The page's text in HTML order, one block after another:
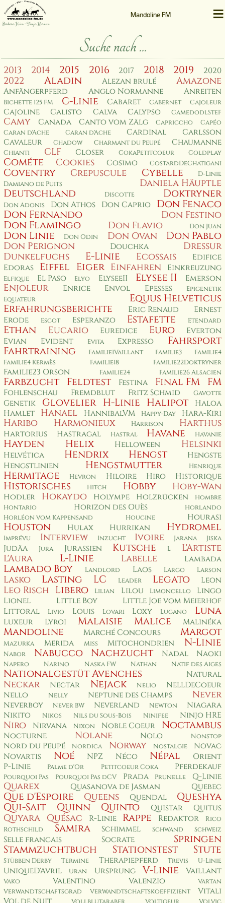
Barbara Heim • Tanja Kernen
Mandoline FM ≡
Suche nach ...
2013 2014 2015 2016 2017 2018 2019 2020
2022 Aladin Alezan brulé Amazone
Anfängerpferd Anglo Normanne Anreiten
Bichette 125 FM C-Linie Cabaret Cabernet Cajoleur
Cajoline Calisto Calva Calypso CamedodlSteF
Camy Canada Canto vom Zälg Capriccho
Capéo
Caran d'Ache
Caran d'Ache Cardinal
Carlsson
Cavaleur
Chadow Charmant du Peupé Chaumanne
Chianti CLF Closer CokaPetitcoeur Coldplay
Cométe Cookies Cosimo CostardDeChatigani
Coventry Crepuscule Cybelle
D-Linie
Damiano de Puits
Daniela Häuptle
Deutschland Discotte Doktryner
Don Adonis Don Athos Don Caprio
Don Fenaco
Don Fernando
Don Festino
Don Flamingo Don Flavio Don Juan
Don Linie Don Odin Don Ovan Don Pablo
Don Perignon Douchka
Dressur
Dunkelfuchs
E-Linie Ecossais
Edifice
Edoras
Eiffel Eiger Einfahren Einkreuzung
Elfique El Paso Elyo ElyseeII Elysee II Emerson
Enjoleur Enrice Envol Epesses
Epigenetik
Equateur
Equus Helveticus
Erfahrungsberichte
Eric Renaud
Ernest
Erode
Escot Esperanzo Estafette Etendard
Ethan Eucario Euredice Euro
Everton
Evian
Evident Evita Expresso
Fahrsport
Fahrtraining
Familie1Vaillant Familie3
Familie4
Familie4 Kermès
Familie18 Familie22Doktryner
Familie23 Orson Familie24 Familie26 Alsacien
Farbzucht Feldtest Festina Final FM FM
Fohlenschau Fremdblut Fritz Schmid Gavotte
Genetik Glovelier H-Linie Halipot
Haloa
Hamlet
Hanael HannibalVM Happy-Day Hara-Kiri
Haribo Harmonieux Harrison Harthus
Hartorius Hastragal Hastral Havane Havanie
Hayden Helix Helloween Helsinki
Helvética Hendrix Hengst
Hengste
Hengstlinien
Hengstmutter Henrique
Hermitage Hevron Hiloire Hiro Historique
Historisches Hitch Hobby Hoby-Wan
Hodler Hokaydo Holympe Holzrücken
Hombre
Hontario
Horizon des Ouès
Horlando
Horléon vom Kappensand
Houcine Hourasi
Houston Hulax Hurrikan Hydromel
Imprévu Interview Inzucht Ivoire Jarana Jiska
Judäa Jura Jurassien Kutsche L
L'Artiste
L'Aura
L-Linie Labelle Lambada
Lambado Boy Landlord Laos Largo Larson
Lasko Lasting LC Leader Legato Leon
Leo Risch Libero Lilian Lilou Limoncello
Lingo
Lionel
Little Boy
Little Joe vom Meierhof
Littoral
Livio Louis Lovari Loxy Lugano Luna
Luxeur Lyroi Malaisie Malice Malinéka
Mandoline Marché Concours Margot
Mazurka Merida Miss Mitochondrien N-Linie
Nabor Nabucco Nachzucht Nadal Naoki
Napero Narino Naska FW Nathan Natif des Aiges
Nationalgestüt Avenches Natural
Neckar Nectar Nejack Nelio
NellDeCoeur
Nello
Nelly Neptune des Champs Never
Neverboy Never BW Neverland Newton
Niagara
Nikito
Nikos Nils du Sous-Bois Ninifee Ninjo HRE
Niro Nirvana Nixon Noble Coeur Noctambus
Nocturne Nolane Nolo Nonstop
Nord du Peupé Nordica Norway Nostalgie
Novac
Novartis
Noé NPZ Néco Népal
Orient
P-Linie
Palme d'Or Petitcoeur Coka Pferdekauf
Pourquoi Pas Pourquoi Pas dCV Prada Prunelle Q-Linie
Quarex Quasanova de Jasman Quebec
Que d'Espoire Queens Quendal
Queshya
Qui-Sait
Quinn Quinto Quistar Quitus
Quyara Quésac R-Linie Rappe Redaktor
Rico
Rothschild
Samira Schimmel Schwand Schweiz
Selle francais Socrate
Springen
Stammzuchtbuch
Stationstest Stute
Stübben Derby Termine Therapiepferd Trevis U-Linie
UniqueD'Avril Uran Ursprung V-Linie Vaillant
Vako Valentino Valenzio
Vartan
Verwandtschaftsgrad
Verwandtschaftskoeffizient
Vitali